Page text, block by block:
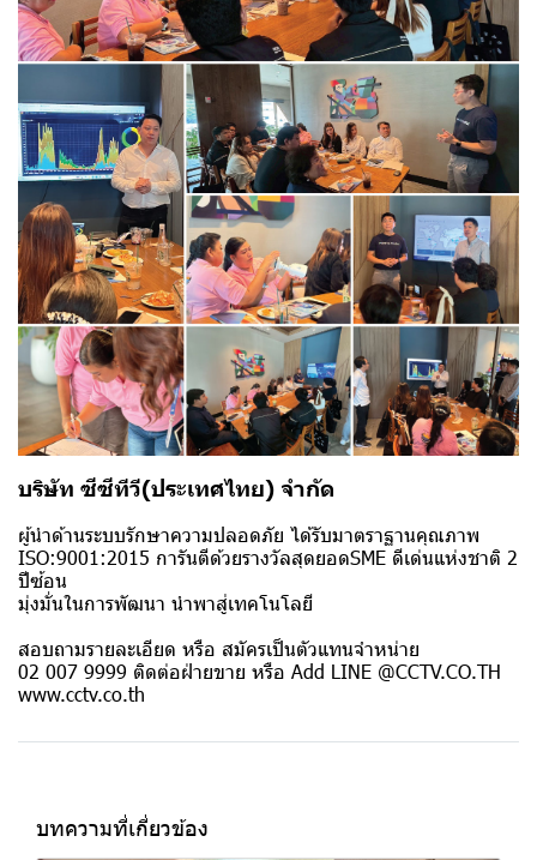
บริษัท ซีซีทีวี(ประเทศไทย) จำกัด
ผู้นำด้านระบบรักษาความปลอดภัย ได้รับมาตราฐานคุณภาพ
ISO:9001:2015 การันตีด้วยรางวัลสุดยอดSME ดีเด่นแห่งชาติ 2
ปีซ้อน
มุ่งมั่นในการพัฒนา นำพาสู่เทคโนโลยี
สอบถามรายละเอียด หรือ สมัครเป็นตัวแทนจำหน่าย
02 007 9999 ติดต่อฝ่ายขาย หรือ Add LINE @CCTV.CO.TH
www.cctv.co.th
บทความที่เกี่ยวข้อง